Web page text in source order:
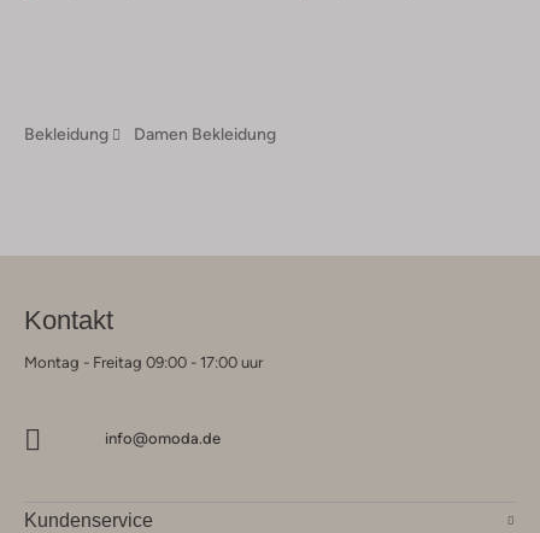
Bekleidung Damen Bekleidung
Kontakt
Montag - Freitag 09:00 - 17:00 uur
info@omoda.de
Kundenservice